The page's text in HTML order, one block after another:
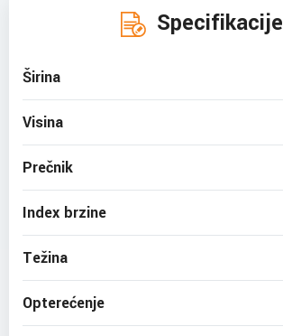
Specifikacije
Širina
Visina
Prečnik
Index brzine
Težina
Opterećenje